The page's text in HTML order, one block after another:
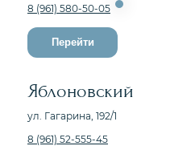
8 (961) 580-50-05
Перейти
Яблоновский
ул. Гагарина, 192/1
8 (961) 52-555-45